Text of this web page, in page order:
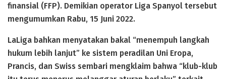
finansial (FFP). Demikian operator Liga Spanyol tersebut
mengumumkan Rabu, 15 Juni 2022.
LaLiga bahkan menyatakan bakal “menempuh langkah
hukum lebih lanjut” ke sistem peradilan Uni Eropa,
Prancis, dan Swiss sembari mengklaim bahwa “klub-klub